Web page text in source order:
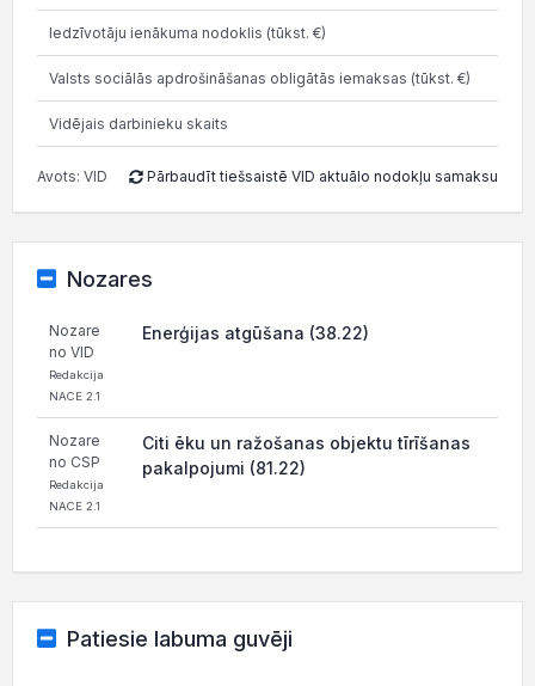
Iedzīvotāju ienākuma nodoklis (tūkst. €)
Valsts sociālās apdrošināšanas obligātās iemaksas (tūkst. €)
Vidējais darbinieku skaits
Avots: VID Pārbaudīt tiešsaistē VID aktuālo nodokļu samaksu
Nozares
Nozare
no VID
Redakcija
NACE 2.1
Enerģijas atgūšana (38.22)
Nozare
no CSP
Redakcija
NACE 2.1
Citi ēku un ražošanas objektu tīrīšanas
pakalpojumi (81.22)
Patiesie labuma guvēji